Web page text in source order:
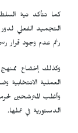
كما تتأكد نية
التجميد الفعلي لدور
رغم عدم وجود قرار
وكذلك إخضاع ممنهج
العملية الانتخابية
وأغلب المترشحين
الدستورية في عملها.